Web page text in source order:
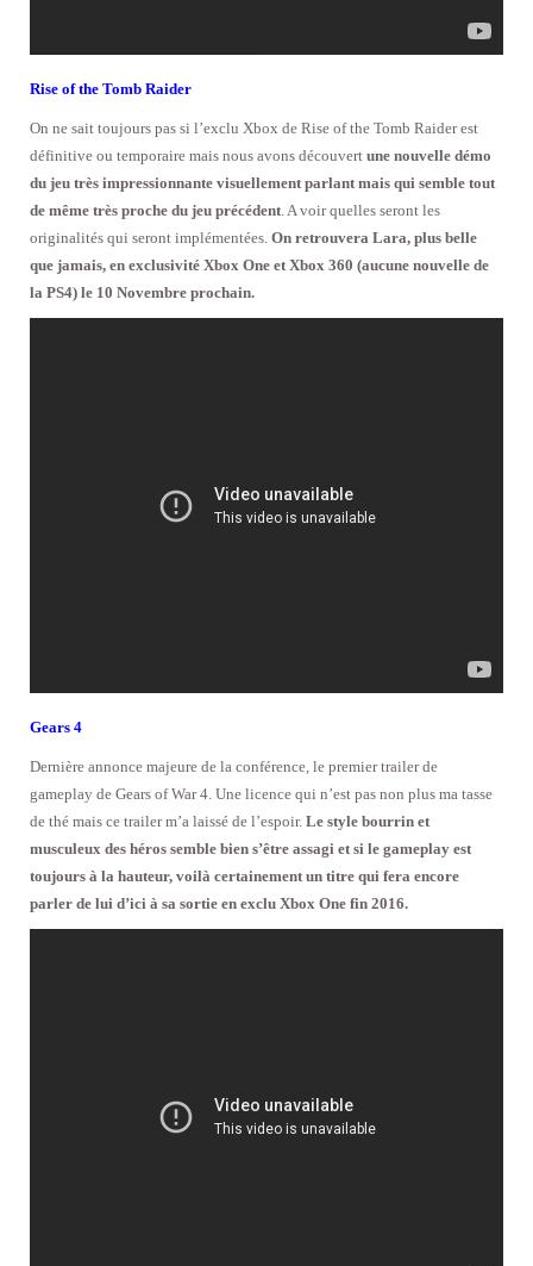
Rise of the Tomb Raider
On ne sait toujours pas si l’exclu Xbox de Rise of the Tomb Raider est
définitive ou temporaire mais nous avons découvert une nouvelle démo
du jeu très impressionnante visuellement parlant mais qui semble tout
de même très proche du jeu précédent. A voir quelles seront les
originalités qui seront implémentées. On retrouvera Lara, plus belle
que jamais, en exclusivité Xbox One et Xbox 360 (aucune nouvelle de
la PS4) le 10 Novembre prochain.
Gears 4
Dernière annonce majeure de la conférence, le premier trailer de
gameplay de Gears of War 4. Une licence qui n’est pas non plus ma tasse
de thé mais ce trailer m’a laissé de l’espoir. Le style bourrin et
musculeux des héros semble bien s’être assagi et si le gameplay est
toujours à la hauteur, voilà certainement un titre qui fera encore
parler de lui d’ici à sa sortie en exclu Xbox One fin 2016.